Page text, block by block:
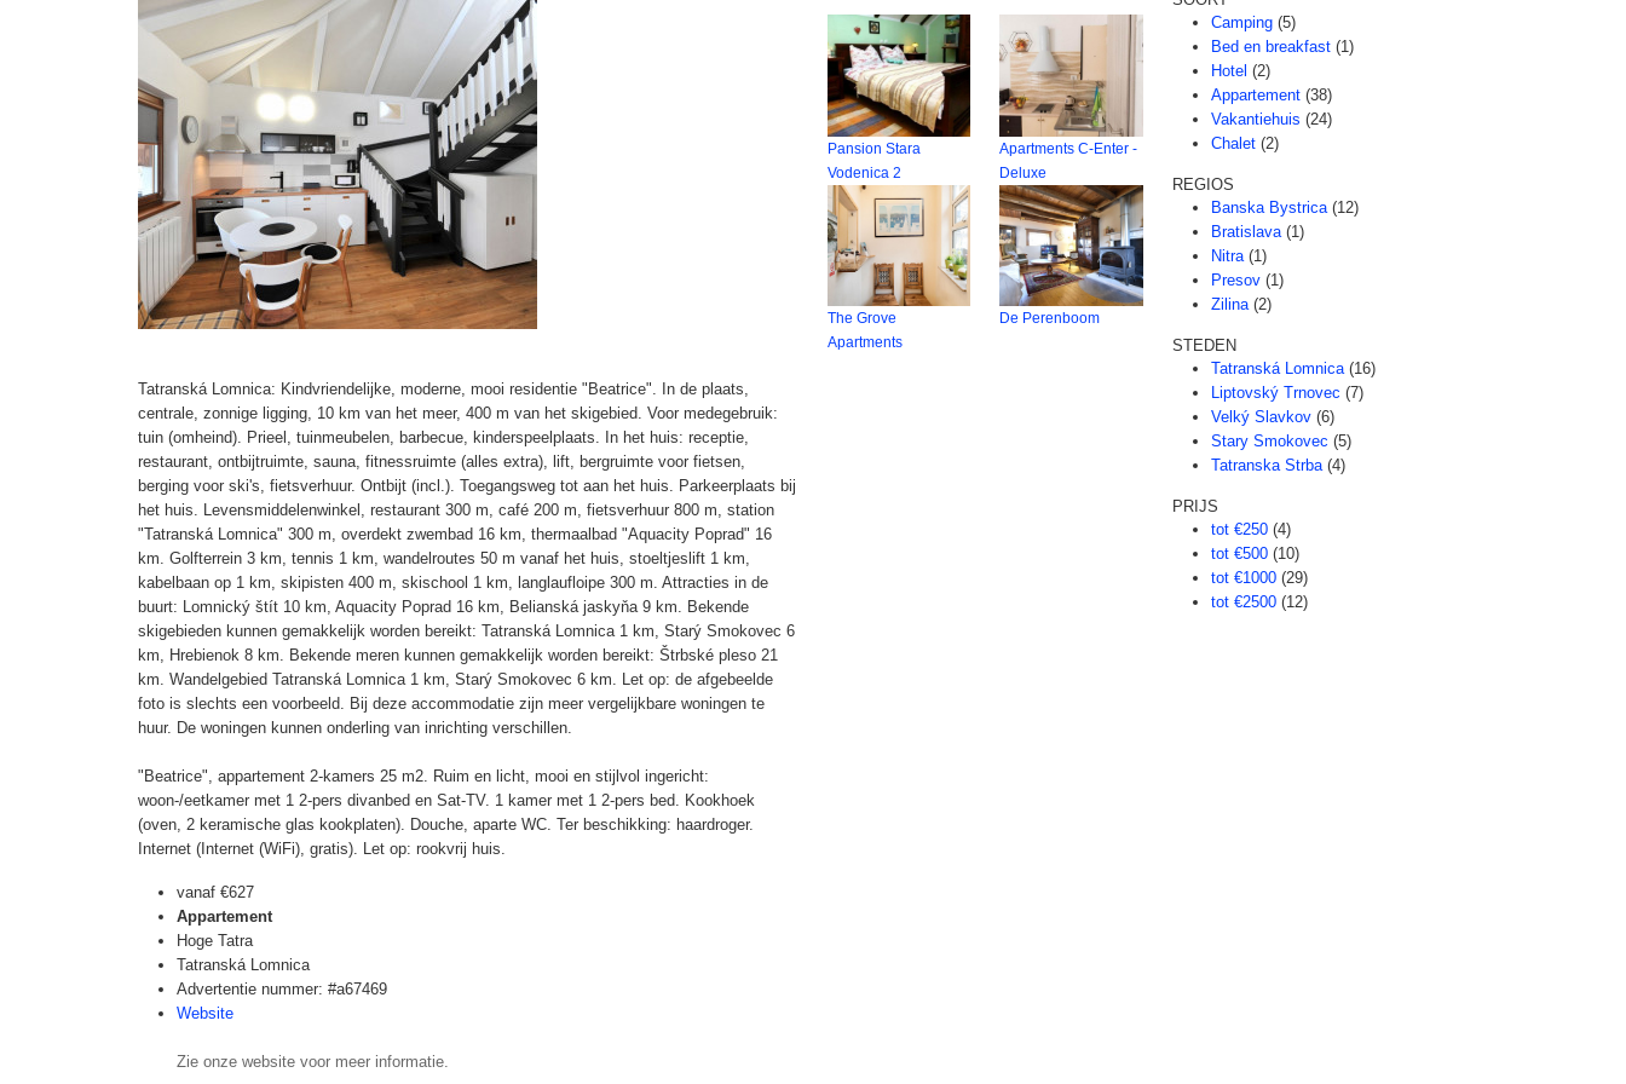
Tatranská Lomnica: Kindvriendelijke, moderne, mooi residentie "Beatrice". In de plaats,
centrale, zonnige ligging, 10 km van het meer, 400 m van het skigebied. Voor medegebruik:
tuin (omheind). Prieel, tuinmeubelen, barbecue, kinderspeelplaats. In het huis: receptie,
restaurant, ontbijtruimte, sauna, fitnessruimte (alles extra), lift, bergruimte voor fietsen,
berging voor ski's, fietsverhuur. Ontbijt (incl.). Toegangsweg tot aan het huis. Parkeerplaats bij
het huis. Levensmiddelenwinkel, restaurant 300 m, café 200 m, fietsverhuur 800 m, station
"Tatranská Lomnica" 300 m, overdekt zwembad 16 km, thermaalbad "Aquacity Poprad" 16
km. Golfterrein 3 km, tennis 1 km, wandelroutes 50 m vanaf het huis, stoeltjeslift 1 km,
kabelbaan op 1 km, skipisten 400 m, skischool 1 km, langlaufloipe 300 m. Attracties in de
buurt: Lomnický štít 10 km, Aquacity Poprad 16 km, Belianská jaskyňa 9 km. Bekende
skigebieden kunnen gemakkelijk worden bereikt: Tatranská Lomnica 1 km, Starý Smokovec 6
km, Hrebienok 8 km. Bekende meren kunnen gemakkelijk worden bereikt: Štrbské pleso 21
km. Wandelgebied Tatranská Lomnica 1 km, Starý Smokovec 6 km. Let op: de afgebeelde
foto is slechts een voorbeeld. Bij deze accommodatie zijn meer vergelijkbare woningen te
huur. De woningen kunnen onderling van inrichting verschillen.
"Beatrice", appartement 2-kamers 25 m2. Ruim en licht, mooi en stijlvol ingericht:
woon-/eetkamer met 1 2-pers divanbed en Sat-TV. 1 kamer met 1 2-pers bed. Kookhoek
(oven, 2 keramische glas kookplaten). Douche, aparte WC. Ter beschikking: haardroger.
Internet (Internet (WiFi), gratis). Let op: rookvrij huis.
vanaf €627
Appartement
Hoge Tatra
Tatranská Lomnica
Advertentie nummer: #a67469
Website
Zie onze website voor meer informatie.
Pansion Stara
Vodenica 2
Apartments C-Enter -
Deluxe
The Grove
Apartments
De Perenboom
Camping (5)
Bed en breakfast (1)
Hotel (2)
Appartement (38)
Vakantiehuis (24)
Chalet (2)
REGIOS
Banska Bystrica (12)
Bratislava (1)
Nitra (1)
Presov (1)
Zilina (2)
STEDEN
Tatranská Lomnica (16)
Liptovský Trnovec (7)
Velký Slavkov (6)
Stary Smokovec (5)
Tatranska Strba (4)
PRIJS
tot €250 (4)
tot €500 (10)
tot €1000 (29)
tot €2500 (12)